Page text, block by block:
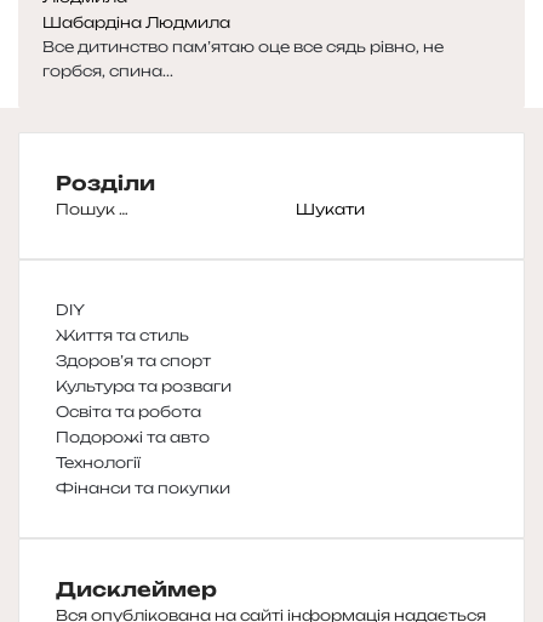
Шабардіна Людмила
Все дитинство пам’ятаю оце все сядь рівно, не
горбся, спина...
Розділи
Пошук:
DIY
Життя та стиль
Здоров’я та спорт
Культура та розваги
Освіта та робота
Подорожі та авто
Технології
Фінанси та покупки
Дисклеймер
Вся опублікована на сайті інформація надається